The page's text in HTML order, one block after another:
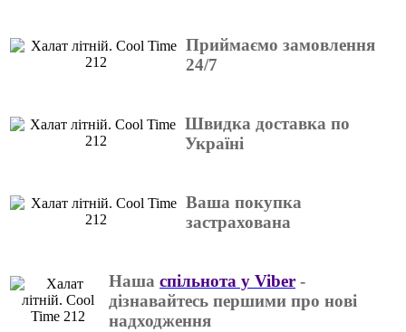
Приймаємо замовлення
24/7
Швидка доставка по
Україні
Ваша покупка
застрахована
Наша спільнота у Viber -
дізнавайтесь першими про нові
надходження